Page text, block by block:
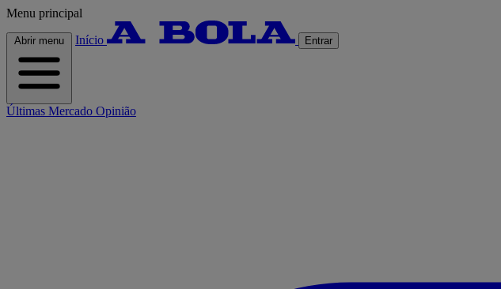
Menu principal
Abrir menu Início Entrar
Últimas Mercado Opinião